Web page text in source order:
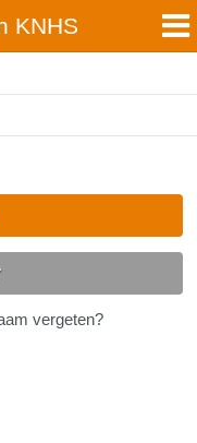
KNHS
vergeten?